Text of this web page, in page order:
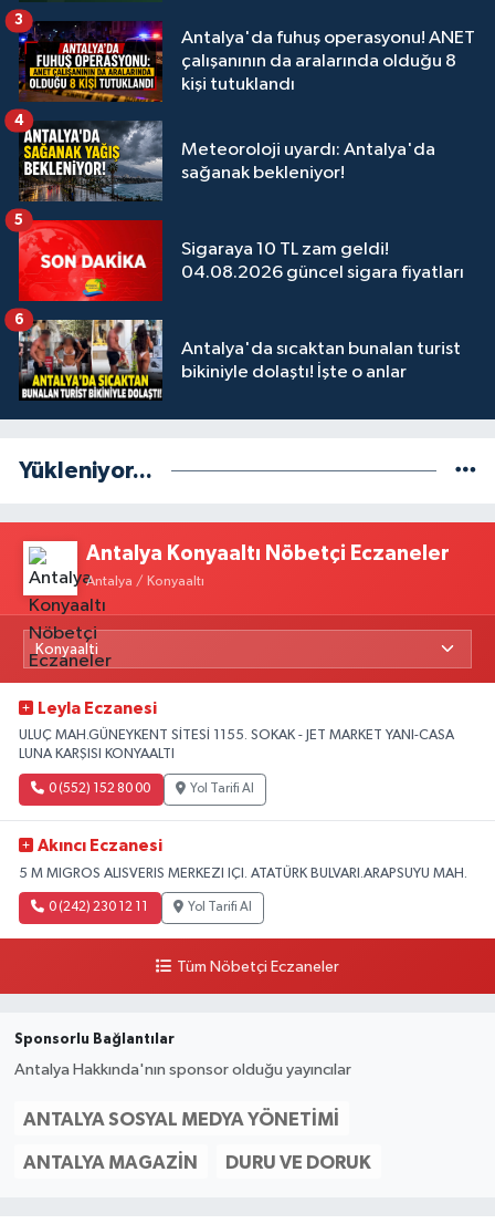
Antalya'da fuhuş operasyonu! ANET
çalışanının da aralarında olduğu 8
kişi tutuklandı
3
Meteoroloji uyardı: Antalya'da
sağanak bekleniyor!
4
Sigaraya 10 TL zam geldi!
04.08.2026 güncel sigara fiyatları
5
Antalya'da sıcaktan bunalan turist
bikiniyle dolaştı! İşte o anlar
6
Yükleniyor...
Antalya Konyaaltı Nöbetçi Eczaneler
Antalya / Konyaaltı
Leyla Eczanesi
ULUÇ MAH.GÜNEYKENT SİTESİ 1155. SOKAK - JET MARKET YANI-CASA
LUNA KARŞISI KONYAALTI
0 (552) 152 80 00 Yol Tarifi Al
Akıncı Eczanesi
5 M MIGROS ALISVERIS MERKEZI IÇI. ATATÜRK BULVARI.ARAPSUYU MAH.
0 (242) 230 12 11 Yol Tarifi Al
Tüm Nöbetçi Eczaneler
Sponsorlu Bağlantılar
Antalya Hakkında'nın sponsor olduğu yayıncılar
ANTALYA SOSYAL MEDYA YÖNETIMI
ANTALYA MAGAZIN DURU VE DORUK